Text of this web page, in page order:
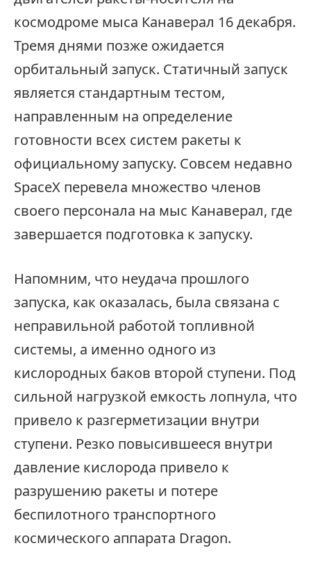
космодроме мыса Канаверал 16 декабря.
Тремя днями позже ожидается
орбитальный запуск. Статичный запуск
является стандартным тестом,
направленным на определение
готовности всех систем ракеты к
официальному запуску. Совсем недавно
SpaceX перевела множество членов
своего персонала на мыс Канаверал, где
завершается подготовка к запуску.
Напомним, что неудача прошлого
запуска, как оказалась, была связана с
неправильной работой топливной
системы, а именно одного из
кислородных баков второй ступени. Под
сильной нагрузкой емкость лопнула, что
привело к разгерметизации внутри
ступени. Резко повысившееся внутри
давление кислорода привело к
разрушению ракеты и потере
беспилотного транспортного
космического аппарата Dragon.